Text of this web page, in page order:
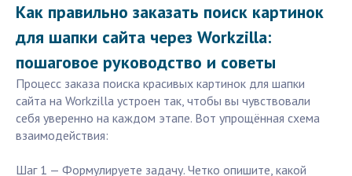
Как правильно заказать поиск картинок
для шапки сайта через Workzilla:
пошаговое руководство и советы
Процесс заказа поиска красивых картинок для шапки
сайта на Workzilla устроен так, чтобы вы чувствовали
себя уверенно на каждом этапе. Вот упрощённая схема
взаимодействия:
Шаг 1 — Формулируете задачу. Четко опишите, какой